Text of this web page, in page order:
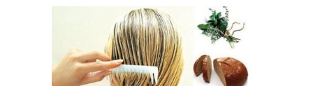
Глиняная маска Маска с глиной